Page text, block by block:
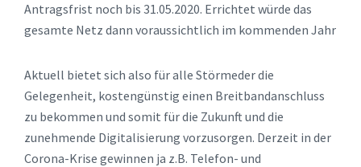
Antragsfrist noch bis 31.05.2020. Errichtet würde das
gesamte Netz dann voraussichtlich im kommenden Jahr
Aktuell bietet sich also für alle Störmeder die
Gelegenheit, kostengünstig einen Breitbandanschluss
zu bekommen und somit für die Zukunft und die
zunehmende Digitalisierung vorzusorgen. Derzeit in der
Corona-Krise gewinnen ja z.B. Telefon- und